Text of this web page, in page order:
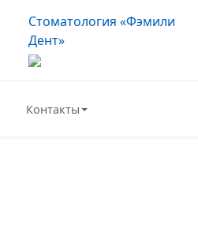
Стоматология «Фэмили
Дент»
Контакты